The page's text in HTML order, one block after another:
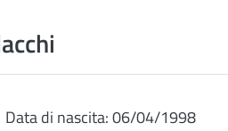
Data di nascita: 06/04/1998